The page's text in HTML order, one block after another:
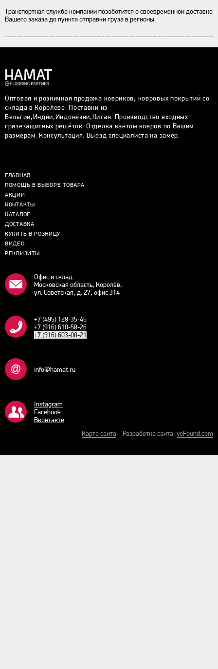
Транспортная служба компании позаботится о своевременной доставке
Вашего заказа до пункта отправки груза в регионы.
Оптовая и розничная продажа ковриков, ковровых покрытий со
склада в Королеве. Поставки из
Бельгии,Индии,Индонезии,Китая. Производство входных
грязезащитных решёток. Отделка кантом ковров по Вашим
размерам. Консультация. Выезд специалиста на замер.
ГЛАВНАЯ
ПОМОЩЬ В ВЫБОРЕ ТОВАРА
АКЦИИ
КОНТАКТЫ
КАТАЛОГ
ДОСТАВКА
КУПИТЬ В РОЗНИЦУ
ВИДЕО
РЕКВИЗИТЫ
Офис и склад:
Московская область, Королёв,
ул. Советская, д. 27, офис 314
+7 (495) 128-35-45
+7 (916) 610-58-26
+7 (916) 603-08-21
info@hamat.ru
Instagram
Facebook
Bконтакте
Карта сайта
Разработка сайта: veFound.com